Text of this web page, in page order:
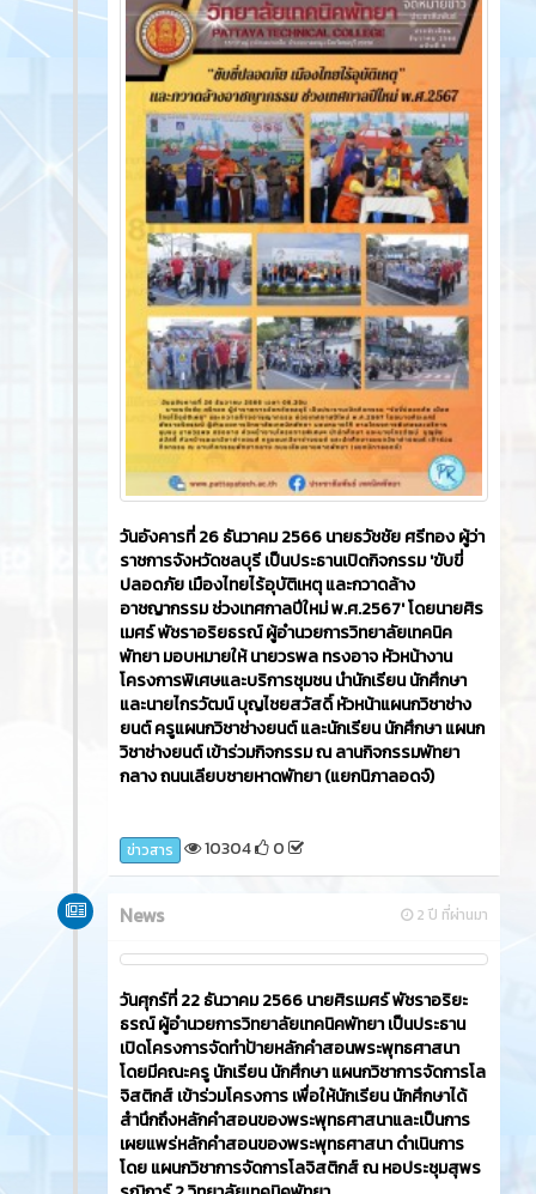
วันอังคารที่ 26 ธันวาคม 2566​ นายธวัชชัย ศรีทอง ผู้ว่า
ราชการจังหวัดชลบุรี เป็นประธานเปิดกิจกรรม 'ขับขี่
ปลอดภัย เมืองไทยไร้อุบัติเหตุ และกวาดล้าง
อาชญากรรม ช่วงเทศกาลปีใหม่ พ.ศ.2567' โดยนายศิร
เมศร์ พัชราอริยธรณ์ ผู้อำนวยการวิทยาลัยเทคนิค
พัทยา มอบหมายให้ นายวรพล ทรงอาจ หัวหน้างาน
โครงการพิเศษและบริการชุมชน นำนักเรียน นักศึกษา
และนายไกรวัฒน์ บุญไชยสวัสดิ์ หัวหน้าแผนกวิชาช่าง
ยนต์ ครูแผนกวิชาช่างยนต์ และนักเรียน นักศึกษา แผนก
วิชาช่างยนต์ เข้าร่วมกิจกรรม ณ ลานกิจกรรมพัทยา
กลาง ถนนเลียบชายหาดพัทยา (แยกนิภาลอดจ์)
ข่าวสาร 10304 0
2 ปี ที่ผ่านมา
News
วันศุกร์ที่ 22 ธันวาคม 2566​ นายศิรเมศร์ พัชราอริยะ
ธรณ์ ผู้อำนวยการวิทยาลัยเทคนิคพัทยา เป็นประธาน
เปิดโครงการจัดทำป้ายหลักคำสอนพระพุทธศาสนา
โดยมีคณะครู นักเรียน นักศึกษา แผนกวิชาการจัดการโล
จิสติกส์ เข้าร่วมโครงการ เพื่อให้นักเรียน นักศึกษาได้
สำนึกถึงหลักคำสอนของพระพุทธศาสนาและเป็นการ
เผยแพร่หลักคำสอนของพระพุทธศาสนา ดำเนินการ
โดย แผนกวิชาการจัดการโลจิสติกส์ ณ หอประชุมสุพร